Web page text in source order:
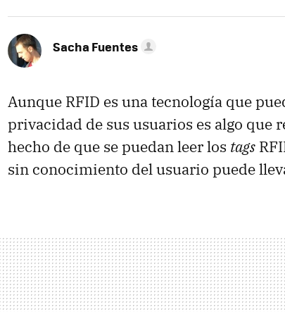
Sacha Fuentes
Aunque RFID es una tecnología que
privacidad de sus usuarios es algo que
hecho de que se puedan leer los tags
sin conocimiento del usuario puede